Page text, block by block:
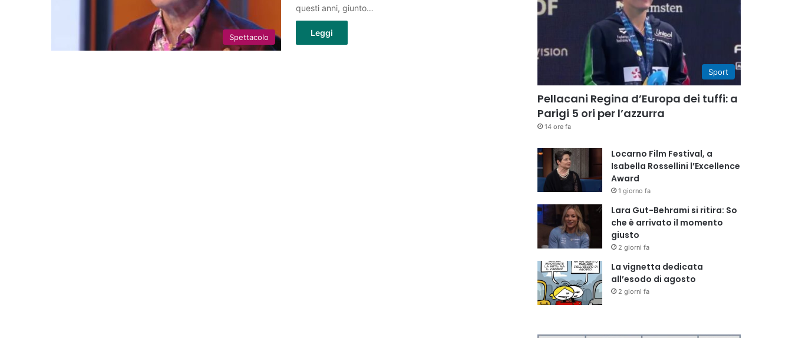
Spettacolo
questi anni, giunto…
Leggi
Sport
Pellacani Regina d’Europa dei tuffi: a
Parigi 5 ori per l’azzurra
14 ore fa
Locarno Film Festival, a
Isabella Rossellini l’Excellence
Award
1 giorno fa
Lara Gut-Behrami si ritira: So
che è arrivato il momento
giusto
2 giorni fa
La vignetta dedicata
all’esodo di agosto
2 giorni fa